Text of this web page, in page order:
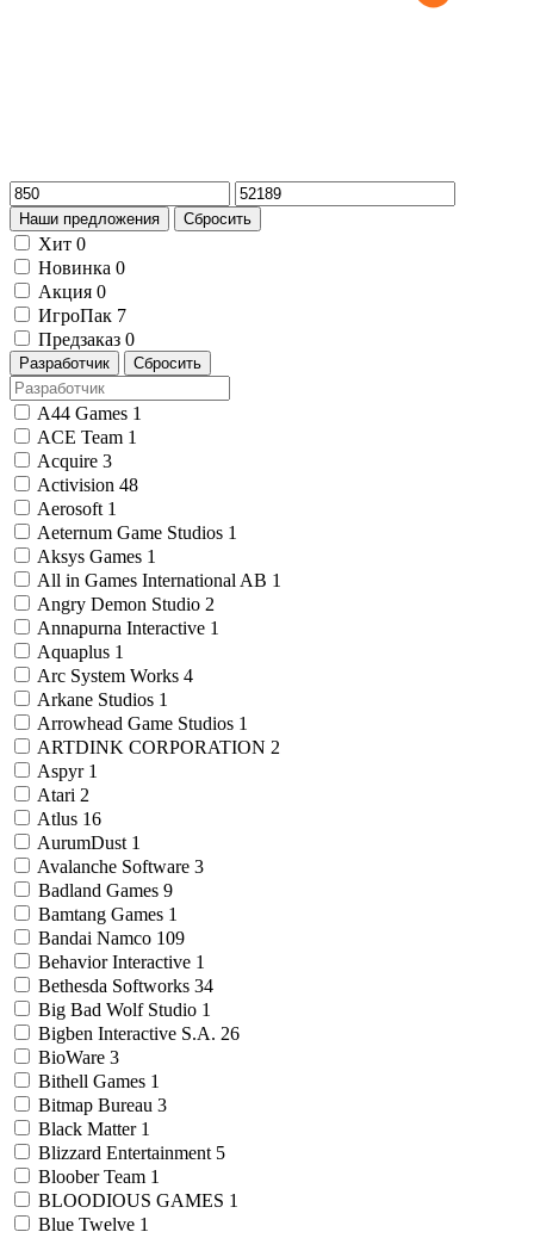
Наши предложения Сбросить
Хит 0
Новинка 0
Акция 0
ИгроПак 7
Предзаказ 0
Разработчик Сбросить
A44 Games 1
ACE Team 1
Acquire 3
Activision 48
Aerosoft 1
Aeternum Game Studios 1
Aksys Games 1
All in Games International AB 1
Angry Demon Studio 2
Annapurna Interactive 1
Aquaplus 1
Arc System Works 4
Arkane Studios 1
Arrowhead Game Studios 1
ARTDINK CORPORATION 2
Aspyr 1
Atari 2
Atlus 16
AurumDust 1
Avalanche Software 3
Badland Games 9
Bamtang Games 1
Bandai Namco 109
Behavior Interactive 1
Bethesda Softworks 34
Big Bad Wolf Studio 1
Bigben Interactive S.A. 26
BioWare 3
Bithell Games 1
Bitmap Bureau 3
Black Matter 1
Blizzard Entertainment 5
Bloober Team 1
BLOODIOUS GAMES 1
Blue Twelve 1